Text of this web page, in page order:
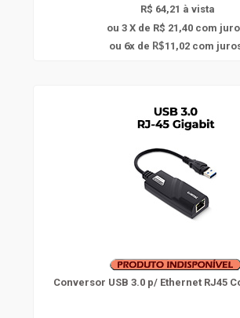
R$ 64,21 à vista
ou 3 X de R$ 21,40com
ou 6x de R$11,02 com
Conversor USB 3.0 p/ Ethernet RJ45